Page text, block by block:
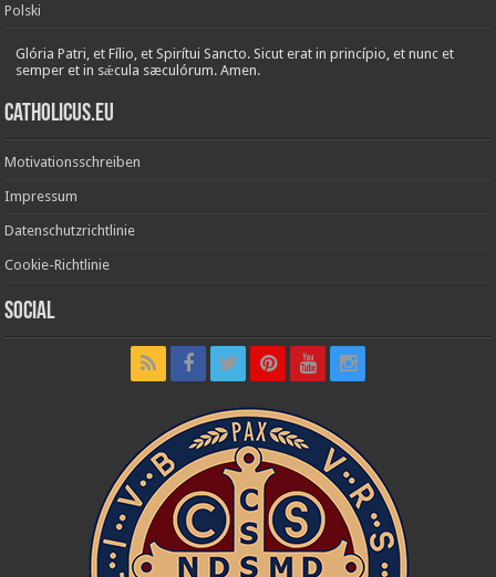
Polski
Glória Patri, et Fílio, et Spirítui Sancto. Sicut erat in princípio, et nunc et
semper et in sǽcula sæculórum. Amen.
Catholicus.eu
Motivationsschreiben
Impressum
Datenschutzrichtlinie
Cookie-Richtlinie
Social